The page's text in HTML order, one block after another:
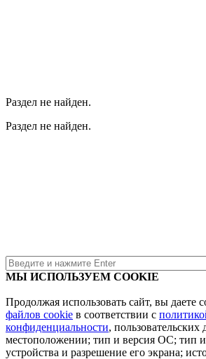
Раздел не найден.
Раздел не найден.
МЫ ИСПОЛЬЗУЕМ COOKIE
Продолжая использовать сайт, вы даете
файлов cookie в соответствии с
конфиденциальности,
местоположении; тип и версия ОС; тип и
устройства и разрешение его экрана;